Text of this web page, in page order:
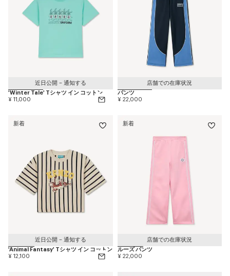
近日公開 – 通知する
'Winter Tale' Tシャツ イン コットン
¥ 11,000
店舗での在庫状況
パンツ
¥ 22,000
新着
近日公開 – 通知する
'Animal Fantasy' Tシャツ イン コットン
¥ 12,100
新着
店舗での在庫状況
ルーズ パンツ
¥ 22,000